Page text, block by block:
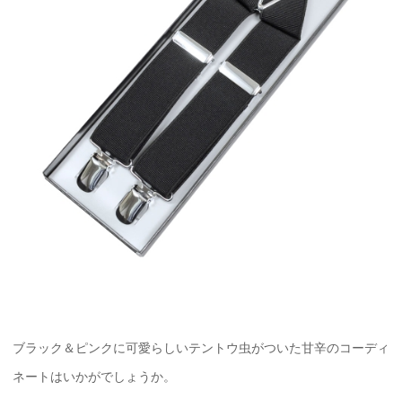
ブラック＆ピンクに可愛らしいテントウ虫がついた甘辛のコーディ
ネートはいかがでしょうか。